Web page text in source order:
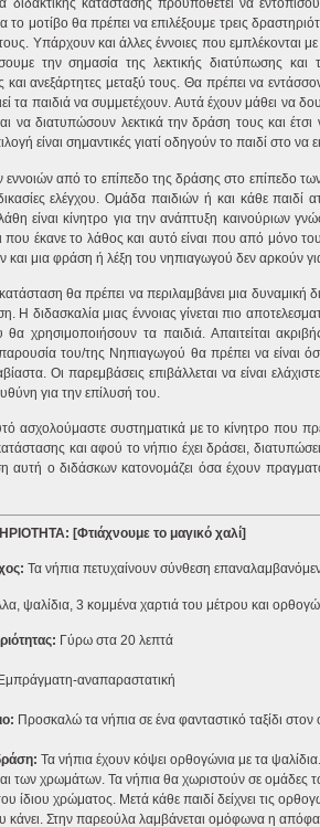
κατάστασης προϋποθέτει να
το μοτίβο θα πρέπει να επιλέξουμε τρεις
Υπάρχουν και άλλες έννοιες που εμπλέκονται
την σημασία της λεκτικής διατύπωσης και
ανεξάρτητες μεταξύ τους. Θα πρέπει να
τα παιδιά να συμμετέχουν. Αυτά έχουν μάθει να
να διατυπώσουν λεκτικά την δράση τους και
είναι σημαντικές γιατί οδηγούν το παιδί στο
από το επίπεδο της δράσης στο επίπεδο των
ελέγχου. Ομάδα παιδιών ή και κάθε
είναι κίνητρο για την ανάπτυξη καινούριων
που έκανε το λάθος και αυτό είναι που από μόνο
και μια φράση ή λέξη του νηπιαγωγού δεν αρκούν
θα πρέπει να περιλαμβάνει μια δυναμική
Η διδασκαλία μιας έννοιας γίνεται πιο
χρησιμοποιήσουν τα παιδιά. Απαιτείται
του/της Νηπιαγωγού θα πρέπει να είναι
Οι παρεμβάσεις επιβάλλεται να είναι
για την επίλυσή του.
ασχολούμαστε συστηματικά με το κίνητρο που
και αφού το νήπιο έχει δράσει,
αυτή ο διδάσκων κατονομάζει όσα έχουν
[Φτιάχνουμε το μαγικό χαλί]
Τα νήπια πετυχαίνουν σύνθεση
ψαλίδια, 3 κομμένα χαρτιά του μέτρου και
Γύρω στα 20 λεπτά
Εμπράγματη-αναπαραστατική
Προσκαλώ τα νήπια σε ένα φανταστικό ταξίδι
Τα νήπια έχουν κόψει ορθογώνια με τα
των χρωμάτων. Τα νήπια θα χωριστούν σε ομάδες
ίδιου χρώματος. Μετά κάθε παιδί δείχνει τις
κάνει. Στην παρεούλα λαμβάνεται ομόφωνα η